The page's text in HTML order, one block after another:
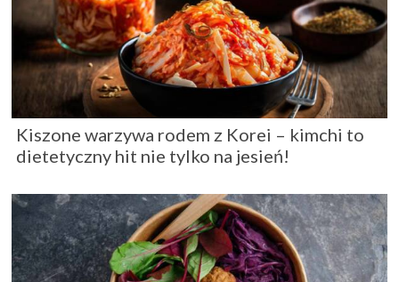
Kiszone warzywa rodem z Korei – kimchi to
dietetyczny hit nie tylko na jesień!